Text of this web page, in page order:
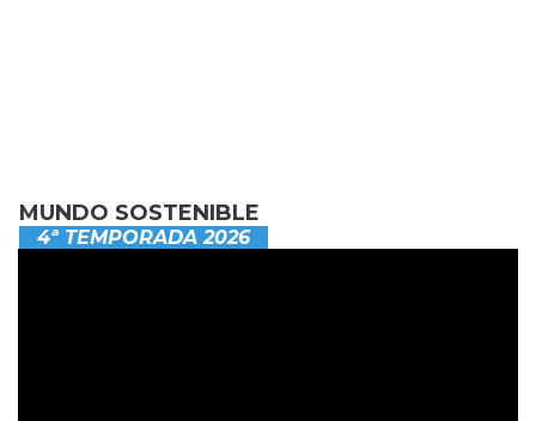
MUNDO SOSTENIBLE
4ª TEMPORADA 2026